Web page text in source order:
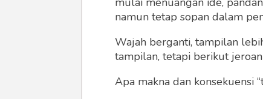
namun tetap sopan dalam
Wajah berganti, tampilan
tampilan, tetapi berikut
Apa makna dan konsekuensi